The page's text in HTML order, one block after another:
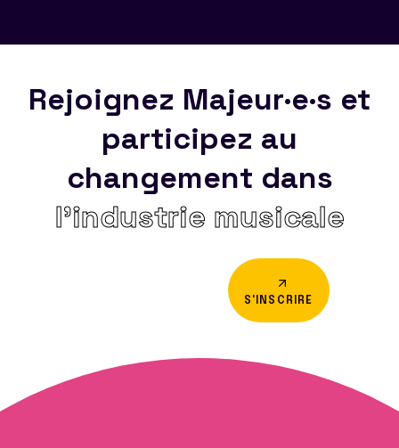
Rejoignez Majeur·e·s et
participez au
changement dans
l’industrie musicale
S'INSCRIRE